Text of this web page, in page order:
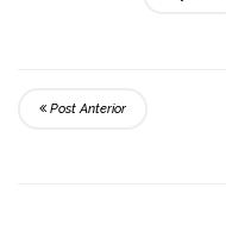
Post Anterior